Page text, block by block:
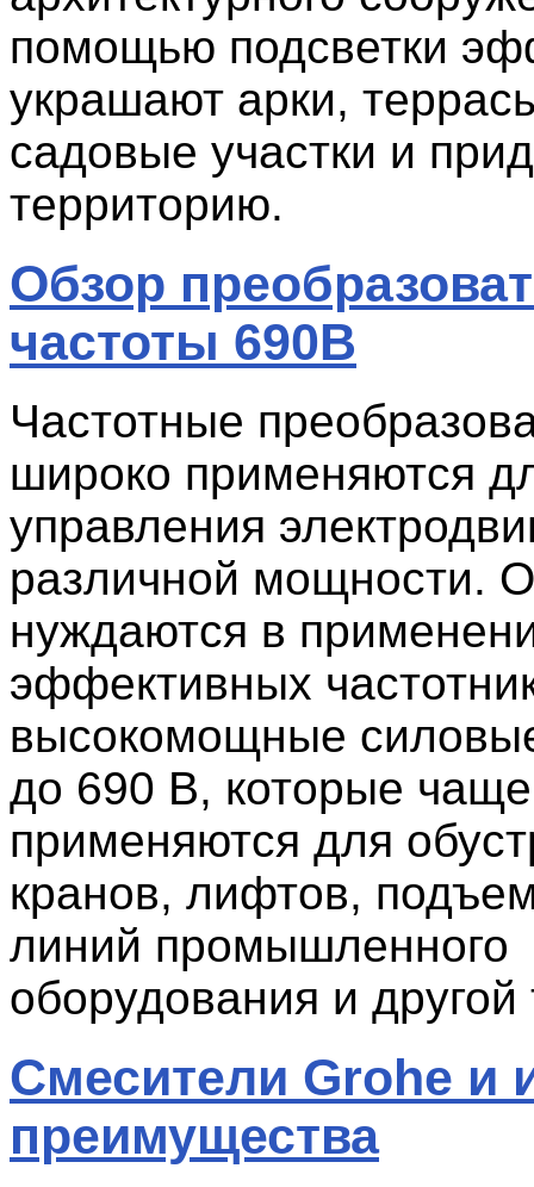
помощью подсветки
украшают арки,
садовые участки и
территорию.
Обзор
частоты 690В
Частотные
широко применяются
управления
различной мощности.
нуждаются в
эффективных
высокомощные
до 690 В, которые чаще
применяются для
кранов, лифтов,
линий промышленного
оборудования и другой
Смесители Grohe и
преимущества